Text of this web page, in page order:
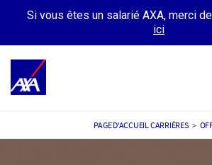
Si vous êtes un salarié AXA, merci
ici
PAGE D'ACCUEIL CARRIÈRES >